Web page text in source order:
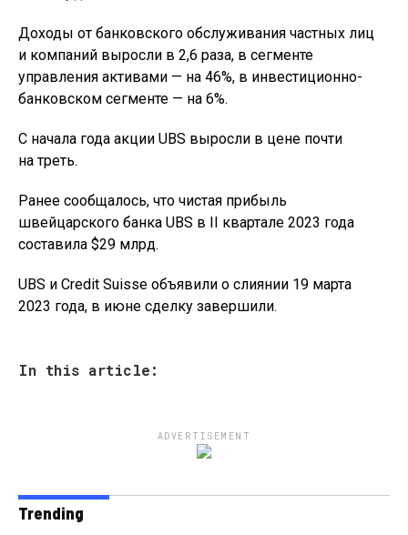
Доходы от банковского обслуживания частных лиц
и компаний выросли в 2,6 раза, в сегменте
управления активами — на 46%, в инвестиционно-
банковском сегменте — на 6%.
С начала года акции UBS выросли в цене почти
на треть.
Ранее сообщалось, что чистая прибыль
швейцарского банка UBS в II квартале 2023 года
составила $29 млрд.
UBS и Credit Suisse объявили о слиянии 19 марта
2023 года, в июне сделку завершили.
In this article:
ADVERTISEMENT
Trending